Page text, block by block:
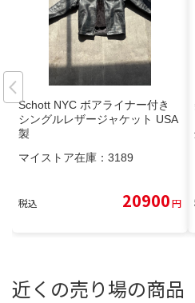
Schott NYC ボアライナー付き
シングルレザージャケット USA
製
マイストア在庫： 3189
税込 20900円
近くの売り場の商品